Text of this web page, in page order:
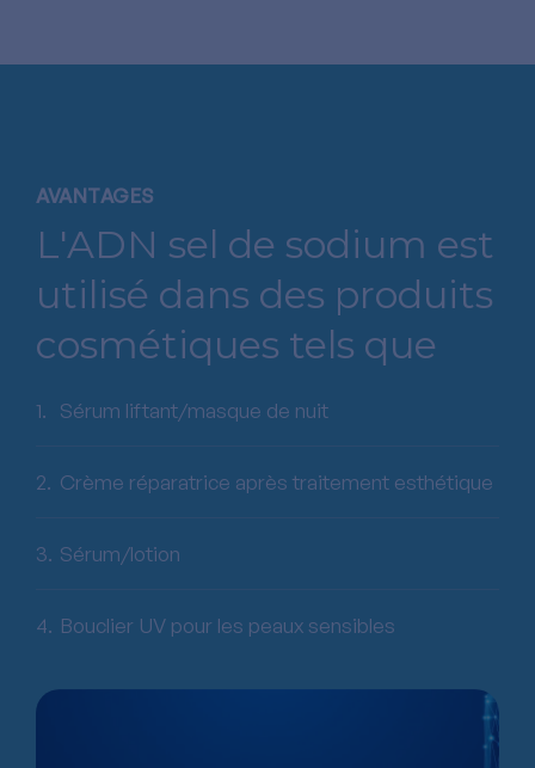
AVANTAGES
L'ADN sel de sodium est
utilisé dans des produits
cosmétiques tels que
Sérum liftant/masque de nuit
Crème réparatrice après traitement esthétique
Sérum/lotion
Bouclier UV pour les peaux sensibles